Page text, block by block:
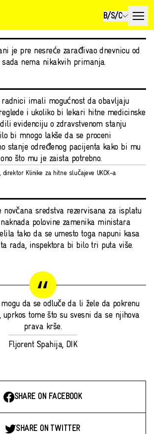
B/S/C
je pre nesreće zarađivao dnevnicu od
sada nema nikakvih primanja.
imali mogućnost da obavljaju
i ukoliko bi lekari hitne medicinske
evidenciju o zdravstvenom stanju
bi mnogo lakše da se proceni
stanje određenog pacijenta kako bi mu
što mu je zaista potrebno.
direktor Klinike za hitne slučajeve UKCK-a
novčana sredstva rezervisana za isplatu
polovine zamenika ministara
tako da se umesto toga napuni kasa
rada, inspektora bi bilo tri puta više.
da se odluče da li žele da pokrenu
uprkos tome što su svesni da se njihova
prava krše.
Fljorent Spahija, DIK
SHARE ON FACEBOOK
SHARE ON TWITTER